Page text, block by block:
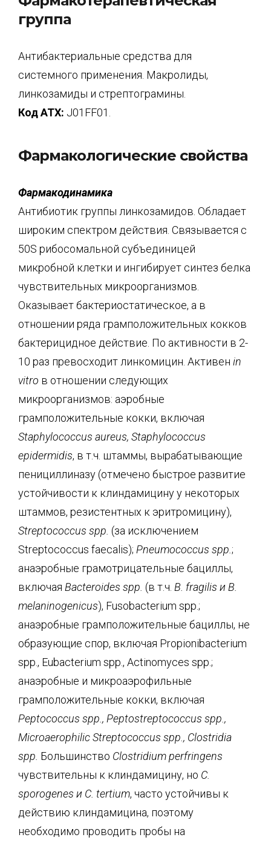
группа
Антибактериальные средства для
системного применения. Макролиды,
линкозамиды и стрептограмины.
Код АТХ: J01FF01.
Фармакологические свойства
Фармакодинамика
Антибиотик группы линкозамидов. Обладает
широким спектром действия. Связывается с
50S рибосомальной субъединицей
микробной клетки и ингибирует синтез белка
чувствительных микроорганизмов.
Оказывает бактериостатическое, а в
отношении ряда грамположительных кокков
бактерицидное действие. По активности в 2-
10 раз превосходит линкомицин. Активен in
vitro в отношении следующих
микроорганизмов: аэробные
грамположительные кокки, включая
Staphylococcus aureus, Staphylococcus
epidermidis, в т.ч. штаммы, вырабатывающие
пенициллиназу (отмечено быстрое развитие
устойчивости к клиндамицину у некоторых
штаммов, резистентных к эритромицину),
Streptococcus spp. (за исключением
Streptococcus faecalis); Pneumococcus spp. ;
анаэробные грамотрицательные бациллы,
включая Bacteroides spp. (в т.ч. В. fragilis и В.
melaninogenicus), Fusobacterium spp.;
анаэробные грамположительные бациллы, не
образующие спор, включая Propionibacterium
spp., Eubacterium spp., Actinomyces spp.;
анаэробные и микроаэрофильные
грамположительные кокки, включая
Peptococcus spp., Peptostreptococcus spp.,
Microaerophilic Streptococcus spp., Clostridia
spp. Большинство Clostridiumperfringens
чувствительны к клиндамицину, но С.
sporogenes и С. tertium, часто устойчивы к
действию клиндамицина, поэтому
необходимо проводить пробы на